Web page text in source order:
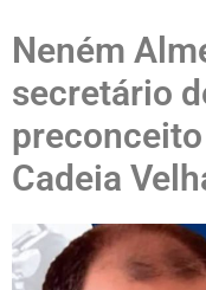
Neném
secretário
Cadeia